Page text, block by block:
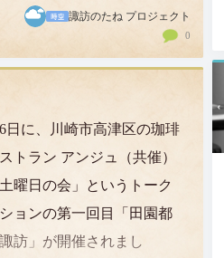
のスタートは1万円からです
改めて思ったのですが、
りから…
諏訪のたね プロジェクト
0
日に、川崎市高津区の珈琲
トラン アンジュ（共催）
曜日の会」というトーク
ョンの第一回目「田園都
訪」が開催されまし